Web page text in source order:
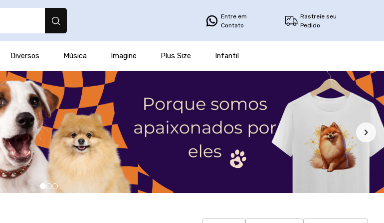
Entre em
Contato
Rastreie seu
Pedido
Diversos Música Imagine Plus Size Infantil
Produtos